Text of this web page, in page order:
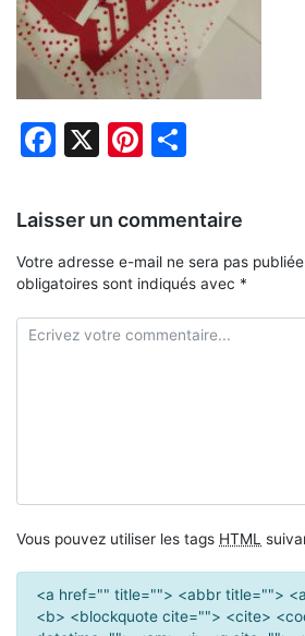
Facebook
X Pinterest
Laisser un commentaire
Votre adresse e-mail ne sera pas
obligatoires sont indiqués avec *
Vous pouvez utiliser les tags HTML
<a href="" title=""> <abbr title="">
<b> <blockquote cite=""> <cite>